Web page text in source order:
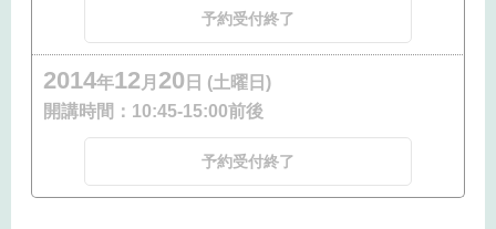
予約受付終了
2014年12月 20 日 (土曜日)
開講時間： 10:45-15:00前後
予約受付終了